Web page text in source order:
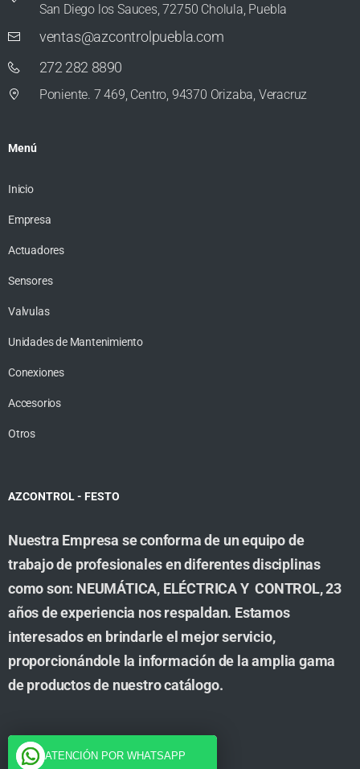
San Diego los Sauces, 72750 Cholula, Puebla
ventas@azcontrolpuebla.com
272 282 8890
Poniente. 7 469, Centro, 94370 Orizaba, Veracruz
Menú
Inicio
Empresa
Actuadores
Sensores
Valvulas
Unidades de Mantenimiento
Conexiones
Accesorios
Otros
AZCONTROL - FESTO
Nuestra Empresa se conforma de un equipo de
trabajo de profesionales en diferentes disciplinas
como son: NEUMÁTICA, ELÉCTRICA Y CONTROL, 23
años de experiencia nos respaldan. Estamos
interesados en brindarle el mejor servicio,
proporcionándole la información de la amplia gama
de productos de nuestro catálogo.
CuentaATENCIÓN POR WHATSAPP